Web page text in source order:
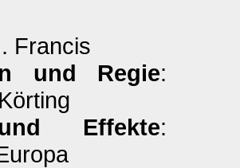
Francis
und Regie:
Effekte: